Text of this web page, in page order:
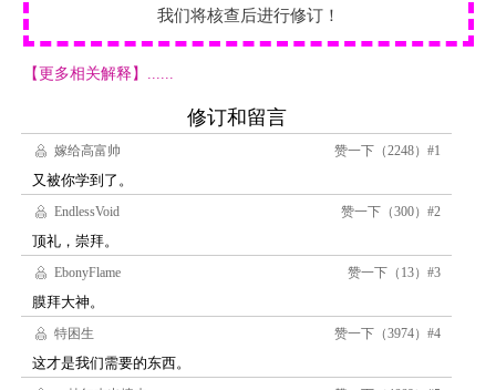
我们将核查后进行修订！
【更多相关解释】......